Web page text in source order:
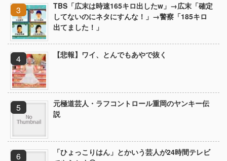
TBS「広末は時速165キロ出したw」→広末「確定
してないのにネタにすんな！」→警察「185キロ
出てました！」
【悲報】ワイ、とんでもあやで抜く
元極道芸人・ラフコントロール重岡のヤンキー伝
説
「ひょっこりはん」とかいう芸人が24時間テレビ